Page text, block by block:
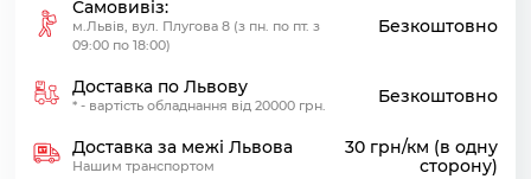
Самовивіз:
м.Львів, вул. Плугова 8 (з пн. по пт. з
09:00 по 18:00)
Безкоштовно
Доставка по Львову
* - вартість обладнання від 20000 грн. Безкоштовно
Доставка за межі Львова
Нашим транспортом
30 грн/км (в одну
сторону)